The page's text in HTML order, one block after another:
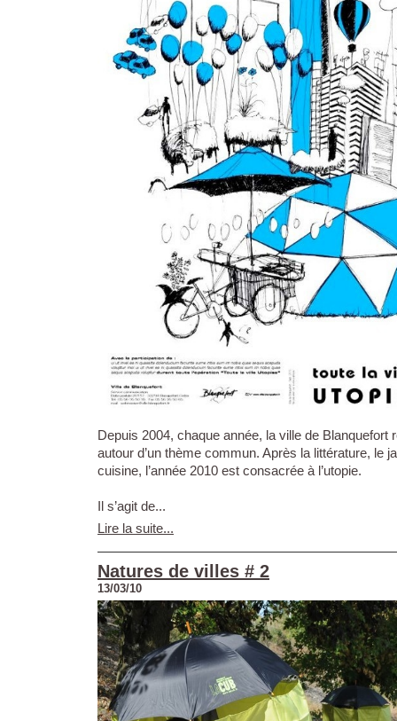
Depuis 2004, chaque année, la ville de Blanquefort
autour d’un thème commun. Après la littérature, le
cuisine, l’année 2010 est consacrée à l’utopie.
Il s’agit de...
Lire la suite...
Natures de villes # 2
13/03/10